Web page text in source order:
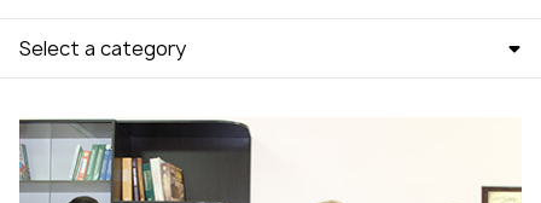
Select a category